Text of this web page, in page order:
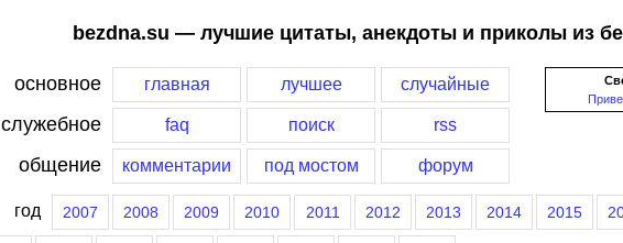
bezdna.su — лучшие цитаты, анекдоты и приколы из
основное главная лучшее случайные
служебное faq поиск rss
общение комментарии под мостом форум
год 2007 2008 2009 2010 2011 2012 2013 2014 2015